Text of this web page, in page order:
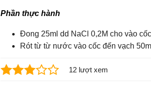
Phần thực hành
Đong 25ml dd NaCl 0,2M cho vào
Rót từ từ nước vào cốc đến vạch
12 lượt xem